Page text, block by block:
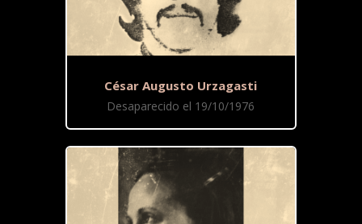
César Augusto Urzagasti
Desaparecido el 19/10/1976